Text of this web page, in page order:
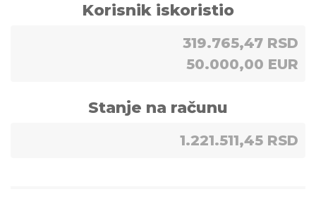
Korisnik iskoristio
319.765,47 RSD
50.000,00 EUR
Stanje na računu
1.221.511,45 RSD